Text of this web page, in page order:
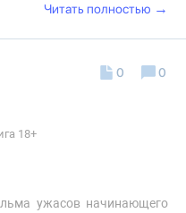
Читать полностью →
18+
ужасов начинающего
0 0